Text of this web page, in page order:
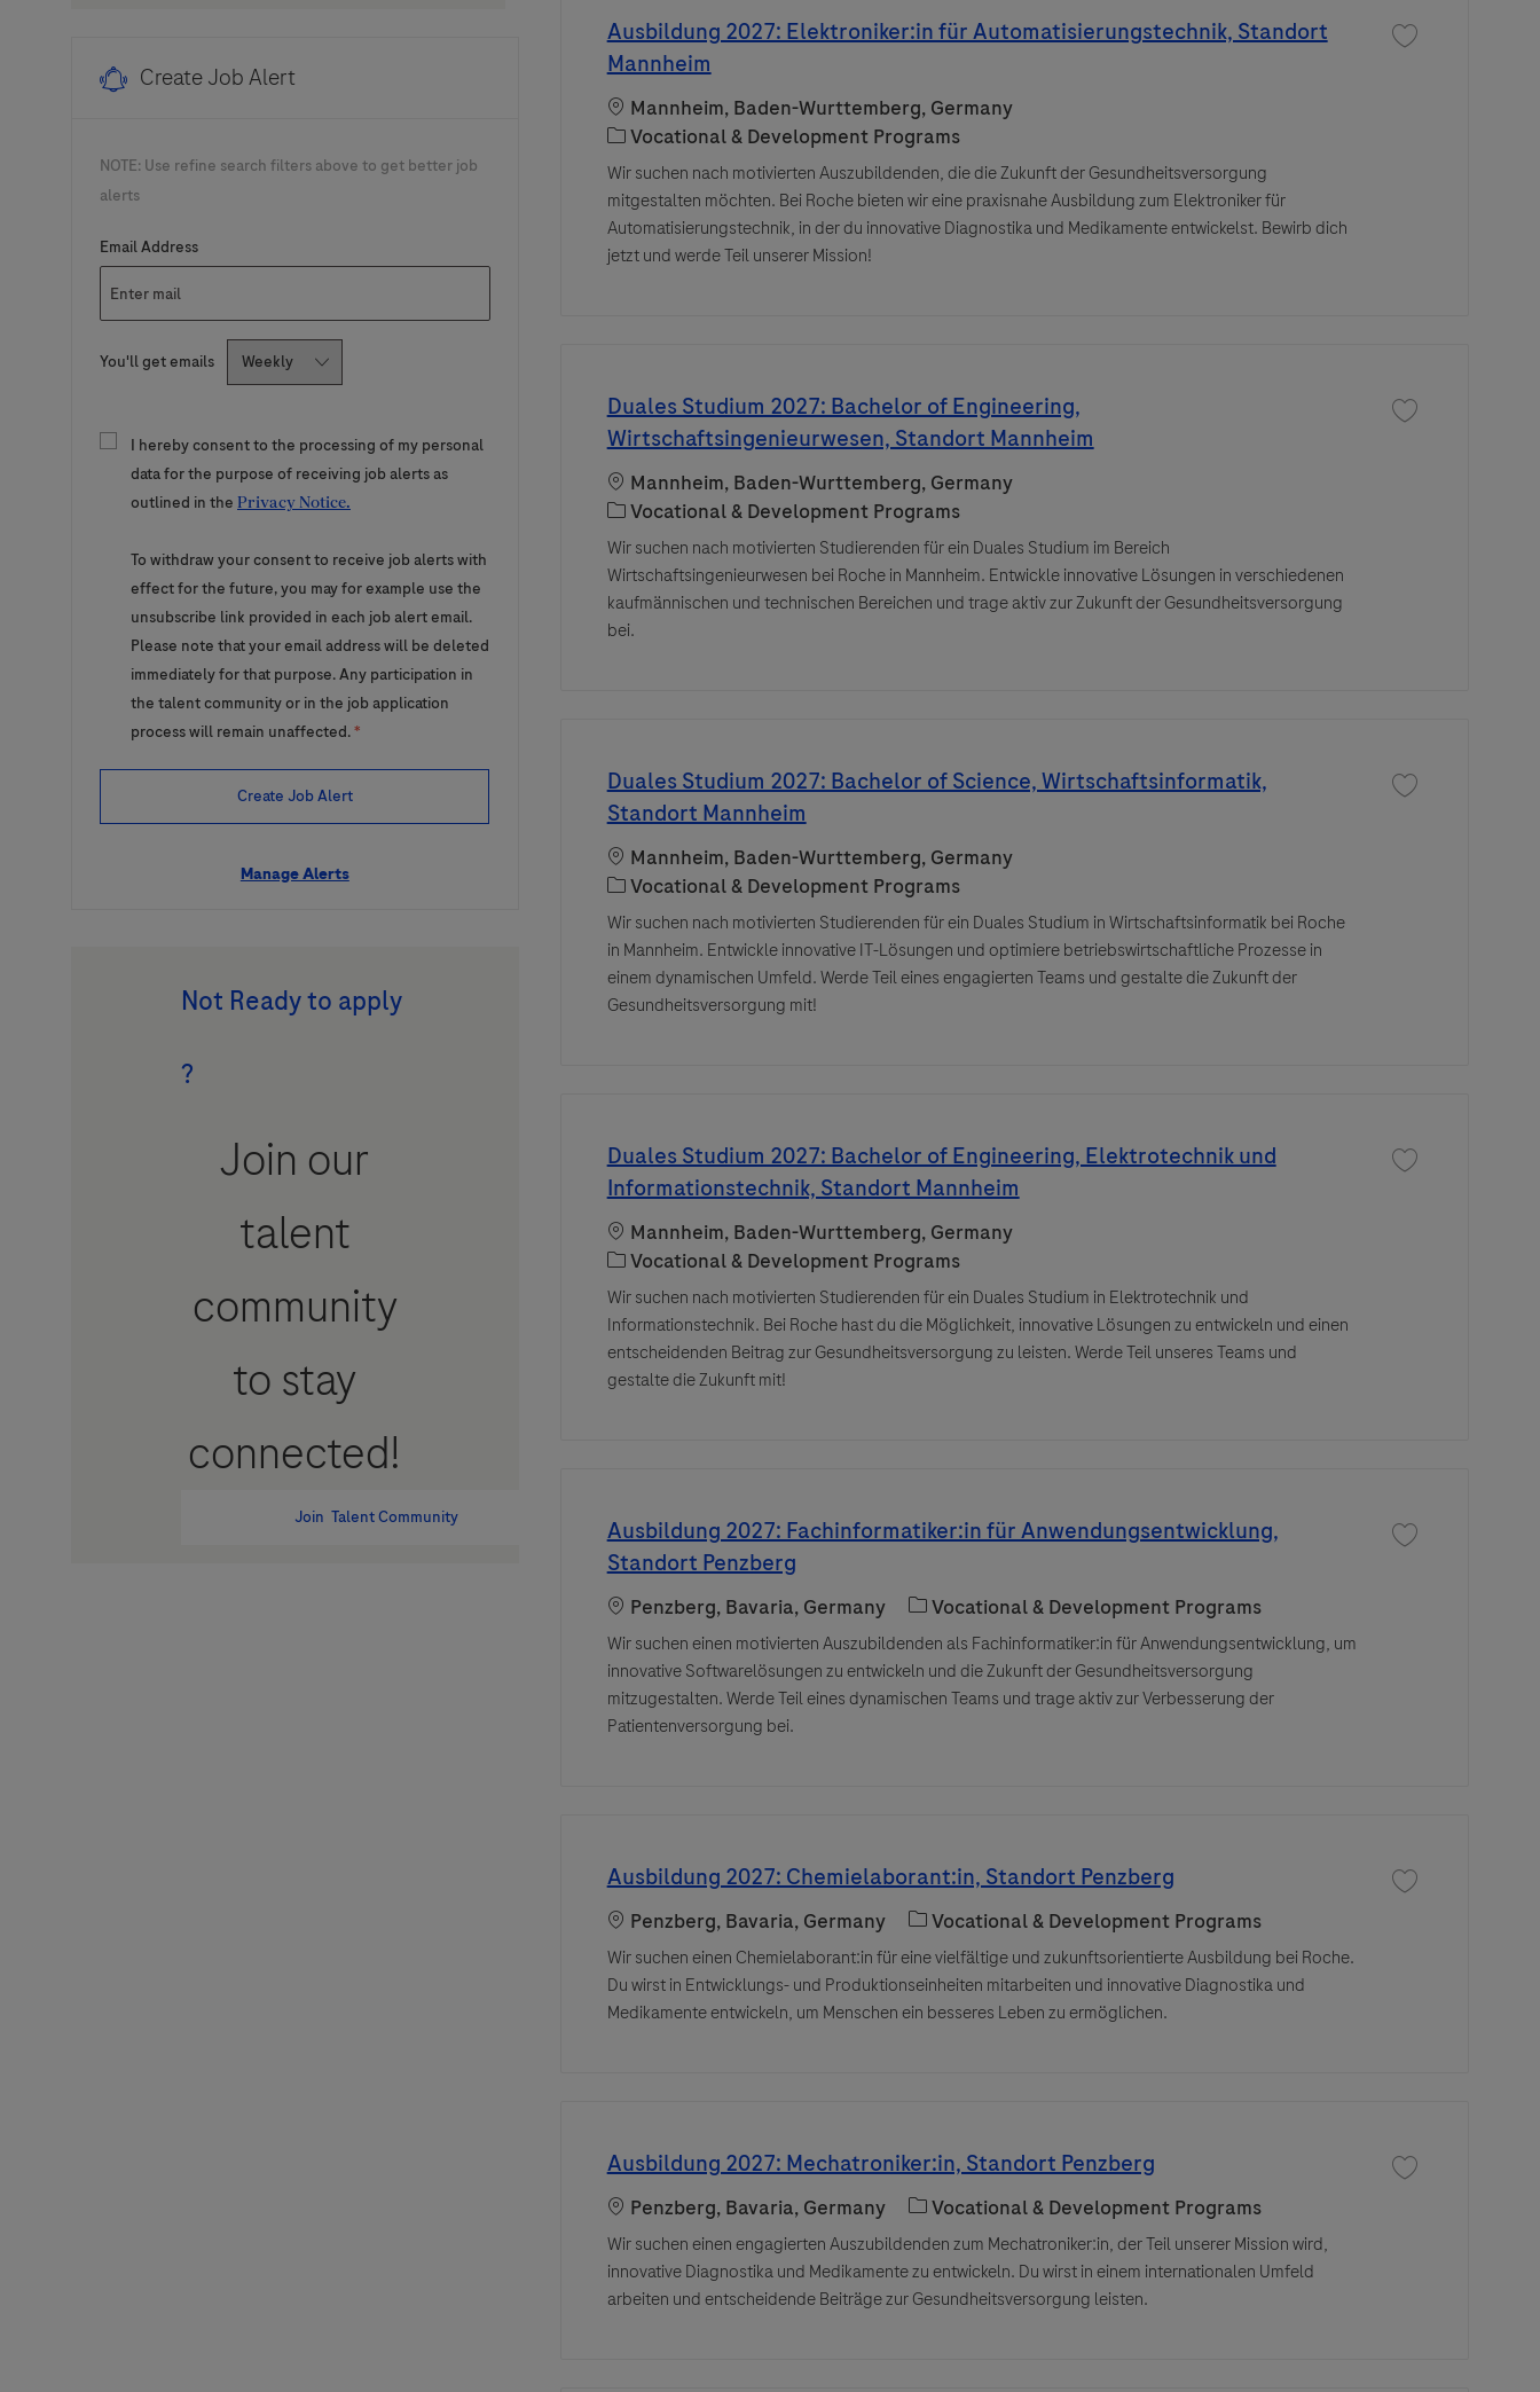
Create Job Alert
NOTE: Use refine search filters above to get better job
alerts
Email AddressRequired
You'll get emailsRequired
I hereby consent to the processing of my personal
data for the purpose of receiving job alerts as
outlined in the Privacy Notice.
To withdraw your consent to receive job alerts with
effect for the future, you may for example use the
unsubscribe link provided in each job alert email.
Please note that your email address will be deleted
immediately for that purpose. Any participation in
the talent community or in the job application
process will remain unaffected.*
Create Job Alert
Manage Alerts
Not Ready to apply
?
Join our
talent
community
to stay
connected!
Join Talent Community
Ausbildung 2027: Elektroniker:in für Automatisierungstechnik, Standort
Mannheim
Location
Mannheim, Baden-Wurttemberg, Germany
Category
Vocational & Development Programs
Wir suchen nach motivierten Auszubildenden, die die Zukunft der Gesundheitsversorgung
mitgestalten möchten. Bei Roche bieten wir eine praxisnahe Ausbildung zum Elektroniker für
Automatisierungstechnik, in der du innovative Diagnostika und Medikamente entwickelst. Bewirb dich
jetzt und werde Teil unserer Mission!
Save job
Duales Studium 2027: Bachelor of Engineering,
Wirtschaftsingenieurwesen, Standort Mannheim
Location
Mannheim, Baden-Wurttemberg, Germany
Category
Vocational & Development Programs
Wir suchen nach motivierten Studierenden für ein Duales Studium im Bereich
Wirtschaftsingenieurwesen bei Roche in Mannheim. Entwickle innovative Lösungen in verschiedenen
kaufmännischen und technischen Bereichen und trage aktiv zur Zukunft der Gesundheitsversorgung
bei.
Save job Duales
Duales Studium 2027: Bachelor of Science, Wirtschaftsinformatik,
Standort Mannheim
Location
Mannheim, Baden-Wurttemberg, Germany
Category
Vocational & Development Programs
Wir suchen nach motivierten Studierenden für ein Duales Studium in Wirtschaftsinformatik bei Roche
in Mannheim. Entwickle innovative IT-Lösungen und optimiere betriebswirtschaftliche Prozesse in
einem dynamischen Umfeld. Werde Teil eines engagierten Teams und gestalte die Zukunft der
Gesundheitsversorgung mit!
Save job Duales
Duales Studium 2027: Bachelor of Engineering, Elektrotechnik und
Informationstechnik, Standort Mannheim
Location
Mannheim, Baden-Wurttemberg, Germany
Category
Vocational & Development Programs
Wir suchen nach motivierten Studierenden für ein Duales Studium in Elektrotechnik und
Informationstechnik. Bei Roche hast du die Möglichkeit, innovative Lösungen zu entwickeln und einen
entscheidenden Beitrag zur Gesundheitsversorgung zu leisten. Werde Teil unseres Teams und
gestalte die Zukunft mit!
Save job Duales
Ausbildung 2027: Fachinformatiker:in für Anwendungsentwicklung,
Standort Penzberg
Location
Penzberg, Bavaria, Germany Category
Vocational & Development Programs
Wir suchen einen motivierten Auszubildenden als Fachinformatiker:in für Anwendungsentwicklung, um
innovative Softwarelösungen zu entwickeln und die Zukunft der Gesundheitsversorgung
mitzugestalten. Werde Teil eines dynamischen Teams und trage aktiv zur Verbesserung der
Patientenversorgung bei.
Save job
Ausbildung 2027: Chemielaborant:in, Standort Penzberg
Location
Penzberg, Bavaria, Germany Category
Vocational & Development Programs
Wir suchen einen Chemielaborant:in für eine vielfältige und zukunftsorientierte Ausbildung bei Roche.
Du wirst in Entwicklungs- und Produktionseinheiten mitarbeiten und innovative Diagnostika und
Medikamente entwickeln, um Menschen ein besseres Leben zu ermöglichen.
Save job
Ausbildung 2027: Mechatroniker:in, Standort Penzberg
Location
Penzberg, Bavaria, Germany Category
Vocational & Development Programs
Wir suchen einen engagierten Auszubildenden zum Mechatroniker:in, der Teil unserer Mission wird,
innovative Diagnostika und Medikamente zu entwickeln. Du wirst in einem internationalen Umfeld
arbeiten und entscheidende Beiträge zur Gesundheitsversorgung leisten.
Save job